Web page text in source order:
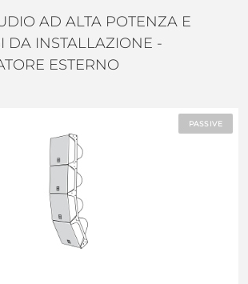
AD ALTA POTENZA E
DA INSTALLAZIONE -
ESTERNO
PASSIVE